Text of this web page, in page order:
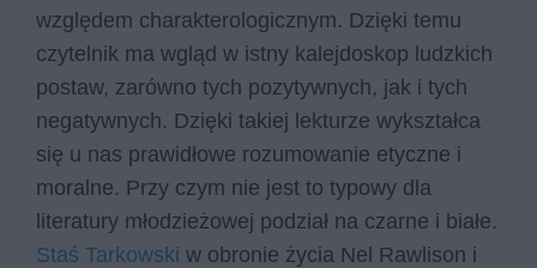
względem charakterologicznym. Dzięki temu
czytelnik ma wgląd w istny kalejdoskop ludzkich
postaw, zarówno tych pozytywnych, jak i tych
negatywnych. Dzięki takiej lekturze wykształca
się u nas prawidłowe rozumowanie etyczne i
moralne. Przy czym nie jest to typowy dla
literatury młodzieżowej podział na czarne i białe.
Staś Tarkowski w obronie życia Nel Rawlison i